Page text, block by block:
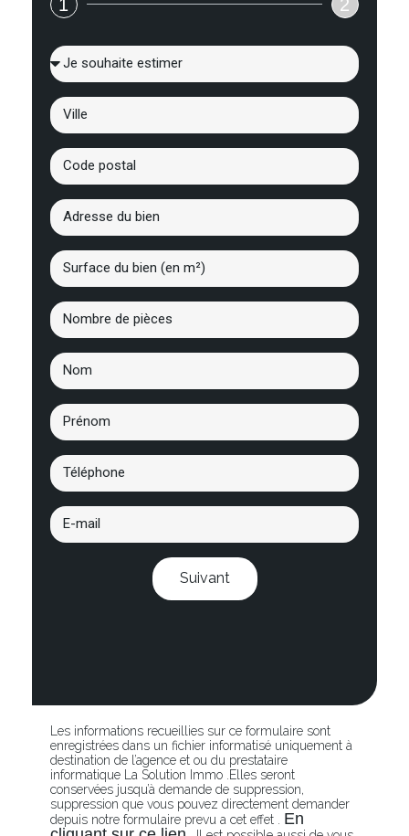
1 2
Suivant
Les informations recueillies sur ce formulaire sont
enregistrées dans un fichier informatisé uniquement à
destination de l’agence et ou du prestataire
informatique La Solution Immo .Elles seront
conservées jusqu’à demande de suppression,
suppression que vous pouvez directement demander
depuis notre formulaire prevu a cet effet . En